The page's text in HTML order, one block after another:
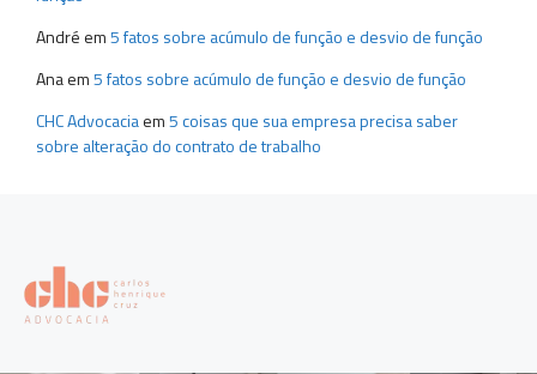
André em5 fatos sobre acúmulo de função e desvio de função
Anaem5 fatos sobre acúmulo de função e desvio de função
CHC Advocaciaem5 coisas que sua empresa precisa saber
sobre alteração do contrato de trabalho